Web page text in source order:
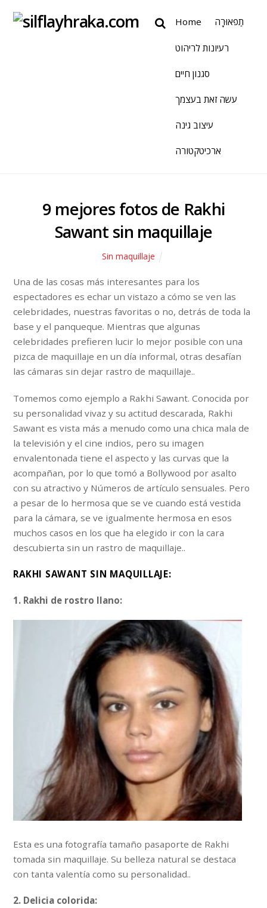
Home תַפאוּרָה
רעיונות לריהוט
סגנון חיים
עשה זאת בעצמך
עיצוב גינה
ארכיטקטורה
9 mejores fotos de Rakhi
Sawant sin maquillaje
Sin maquillaje
Una de las cosas más interesantes para los
espectadores es echar un vistazo a cómo se ven las
celebridades, nuestras favoritas o no, detrás de toda la
base y el panqueque. Mientras que algunas
celebridades prefieren lucir lo mejor posible con una
pizca de maquillaje en un día informal, otras desafían
las cámaras sin dejar rastro de maquillaje..
Tomemos como ejemplo a Rakhi Sawant. Conocida por
su personalidad vivaz y su actitud descarada, Rakhi
Sawant es vista más a menudo como una chica mala de
la televisión y el cine indios, pero su imagen
envalentonada tiene el aspecto y las curvas que la
acompañan, por lo que tomó a Bollywood por asalto
con su atractivo y Números de artículo sensuales. Pero
a pesar de lo hermosa que se ve cuando está vestida
para la cámara, se ve igualmente hermosa en esos
muchos casos en los que ha elegido ir con la cara
descubierta sin un rastro de maquillaje..
RAKHI SAWANT SIN MAQUILLAJE:
1. Rakhi de rostro llano:
Esta es una fotografía tamaño pasaporte de Rakhi
tomada sin maquillaje. Su belleza natural se destaca
con tanta valentía como su personalidad..
2. Delicia colorida: